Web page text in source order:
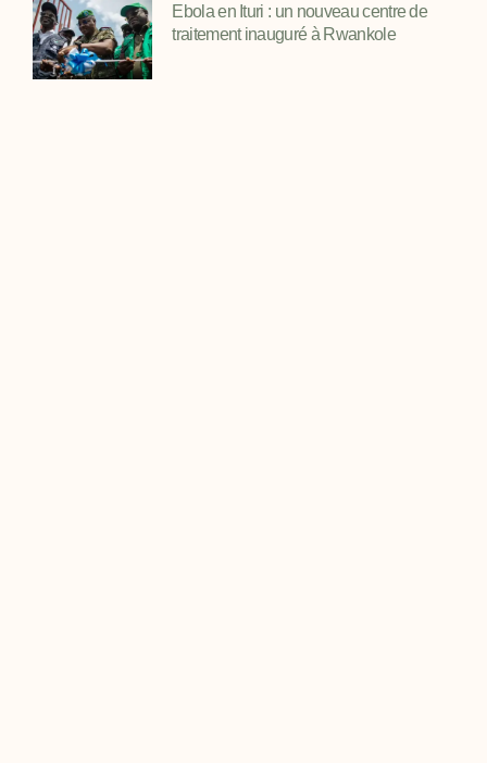
Ebola en Ituri : un nouveau centre de
traitement inauguré à Rwankole